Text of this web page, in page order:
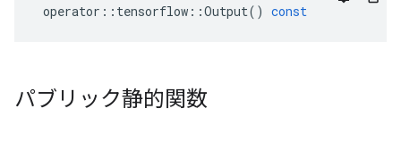
operator :: tensorflow ::Output() const
パブリック静的関数